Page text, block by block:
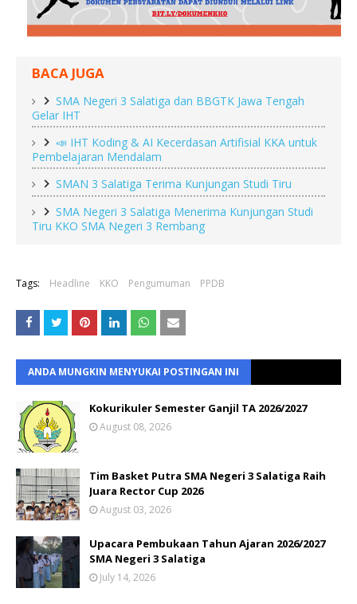
BACA JUGA
SMA Negeri 3 Salatiga dan BBGTK Jawa Tengah
Gelar IHT
📣 IHT Koding & AI Kecerdasan Artifisial KKA untuk
Pembelajaran Mendalam
SMAN 3 Salatiga Terima Kunjungan Studi Tiru
SMA Negeri 3 Salatiga Menerima Kunjungan Studi
Tiru KKO SMA Negeri 3 Rembang
Tags: Headline KKO Pengumuman PPDB
ANDA MUNGKIN MENYUKAI POSTINGAN INI
Kokurikuler Semester Ganjil TA 2026/2027
August 08, 2026
Tim Basket Putra SMA Negeri 3 Salatiga Raih
Juara Rector Cup 2026
August 03, 2026
Upacara Pembukaan Tahun Ajaran 2026/2027
SMA Negeri 3 Salatiga
July 14, 2026